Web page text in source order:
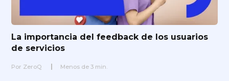
La importancia del feedback de los usuarios
de servicios
Por ZeroQ Menos de 3 min.